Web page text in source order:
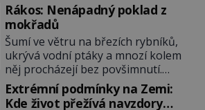
Rákos: Nenápadný poklad z
mokřadů
Šumí ve větru na březích rybníků,
ukrývá vodní ptáky a mnozí kolem
něj procházejí bez povšimnutí.
Přesto právě rákos pomáhal stavět
domy, vyrábět lodě, zapisovat první
Extrémní podmínky na Zemi:
Kde život přežívá navzdory